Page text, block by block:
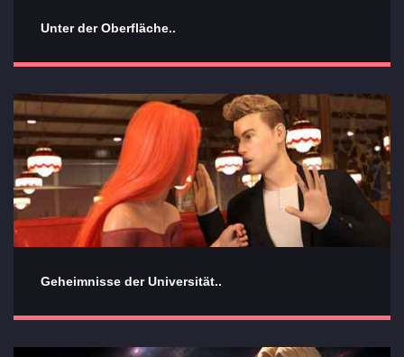
Unter der Oberfläche..
Geheimnisse der Universität..